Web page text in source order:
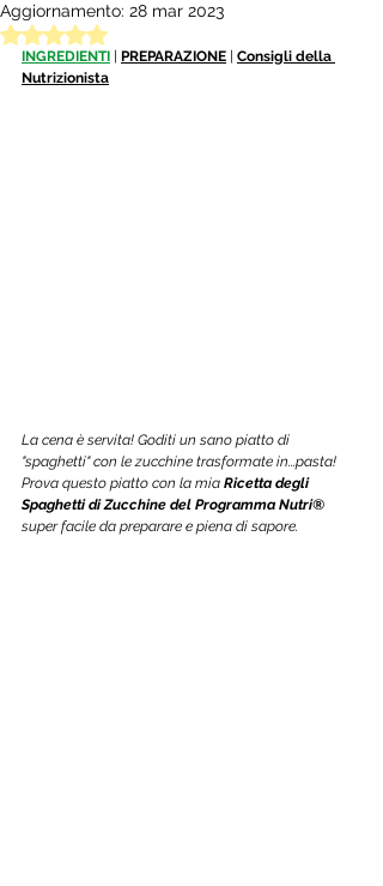
Aggiornamento: 28 mar 2023
Valutazione NaN stelle su 5.
INGREDIENTI PREPARAZIONE
Consigli della
Nutrizionista
La cena è servita! Goditi un sano piatto di
"spaghetti" con le zucchine trasformate in...pasta!
Prova questo piatto con la mia Ricetta degli
Spaghetti di Zucchine del Programma Nutri®
super facile da preparare e piena di sapore.